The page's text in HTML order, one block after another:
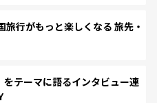
行がもっと楽しくなる 旅先・
テーマに語るインタビュー連